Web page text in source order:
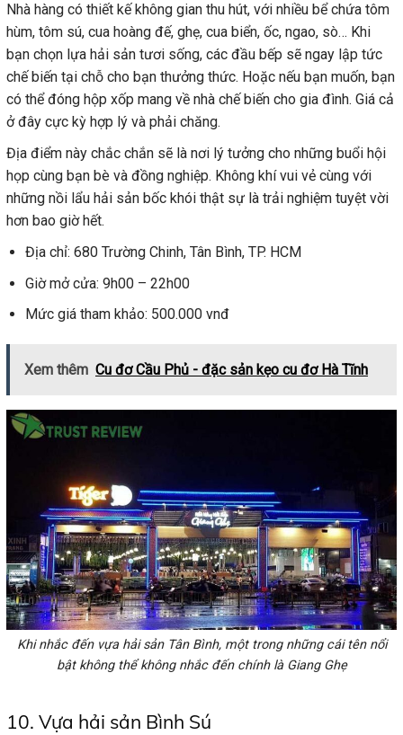
Nhà hàng có thiết kế không gian thu hút, với nhiều bể chứa tôm
hùm, tôm sú, cua hoàng đế, ghẹ, cua biển, ốc, ngao, sò… Khi
bạn chọn lựa hải sản tươi sống, các đầu bếp sẽ ngay lập tức
chế biến tại chỗ cho bạn thưởng thức. Hoặc nếu bạn muốn, bạn
có thể đóng hộp xốp mang về nhà chế biến cho gia đình. Giá cả
ở đây cực kỳ hợp lý và phải chăng.
Địa điểm này chắc chắn sẽ là nơi lý tưởng cho những buổi hội
họp cùng bạn bè và đồng nghiệp. Không khí vui vẻ cùng với
những nồi lẩu hải sản bốc khói thật sự là trải nghiệm tuyệt vời
hơn bao giờ hết.
Địa chỉ: 680 Trường Chinh, Tân Bình, TP. HCM
Giờ mở cửa: 9h00 – 22h00
Mức giá tham khảo: 500.000 vnđ
Xem thêm Cu đơ Cầu Phủ - đặc sản kẹo cu đơ Hà Tĩnh
Khi nhắc đến vựa hải sản Tân Bình, một trong những cái tên nổi
bật không thể không nhắc đến chính là Giang Ghẹ
10. Vựa hải sản Bình Sú